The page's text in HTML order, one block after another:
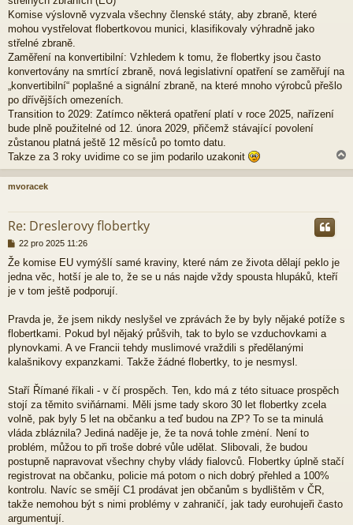
Komise výslovně vyzvala všechny členské státy, aby zbraně, které
mohou vystřelovat flobertkovou munici, klasifikovaly výhradně jako
střelné zbraně.
Zaměření na konvertibilní: Vzhledem k tomu, že flobertky jsou často
konvertovány na smrtící zbraně, nová legislativní opatření se zaměřují na
„konvertibilní“ poplašné a signální zbraně, na které mnoho výrobců přešlo
po dřívějších omezeních.
Transition to 2029: Zatímco některá opatření platí v roce 2025, nařízení
bude plně použitelné od 12. února 2029, přičemž stávající povolení
zůstanou platná ještě 12 měsíců po tomto datu.
Takze za 3 roky uvidime co se jim podarilo uzakonit
a
h
mvoracek
Re: Dreslerovy flobertky
P
í
s
p
e
k
22 pro 2025 11:26
Že komise EU vymýšlí samé kraviny, které nám ze života dělají peklo je
jedna věc, hotší je ale to, že se u nás najde vždy spousta hlupáků, kteří
je v tom ještě podporují.
Pravda je, že jsem nikdy neslyšel ve zprávách že by byly nějaké potíže s
flobertkami. Pokud byl nějaký průšvih, tak to bylo se vzduchovkami a
plynovkami. A ve Francii tehdy muslimové vraždili s předělanými
kalašnikovy expanzkami. Takže žádné flobertky, to je nesmysl.
Staří Římané říkali - v čí prospěch. Ten, kdo má z této situace prospěch
stojí za těmito sviňárnami. Měli jsme tady skoro 30 let flobertky zcela
volně, pak byly 5 let na občanku a teď budou na ZP? To se ta minulá
vláda zbláznila? Jediná naděje je, že ta nová tohle zmėní. Není to
problém, můžou to při troše dobré vůle udělat. Slibovali, že budou
postupně napravovat všechny chyby vlády fialovců. Flobertky úplně stačí
registrovat na občanku, policie má potom o nich dobrý přehled a 100%
kontrolu. Navíc se smějí C1 prodávat jen občanům s bydlištěm v ČR,
takže nemohou být s nimi problémy v zahraničí, jak tady eurohujeři často
argumentují.